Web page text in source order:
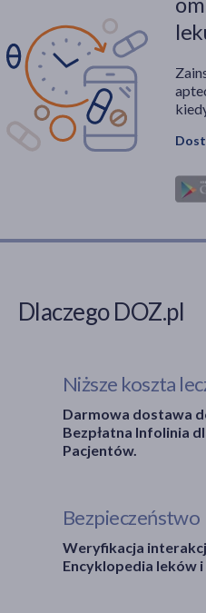
Dlaczego DOZ.pl
Niższe koszta
Darmowa dostawa
Bezpłatna Infolinia
Pacjentów.
Bezpieczeństwo
Weryfikacja
Encyklopedia leków i